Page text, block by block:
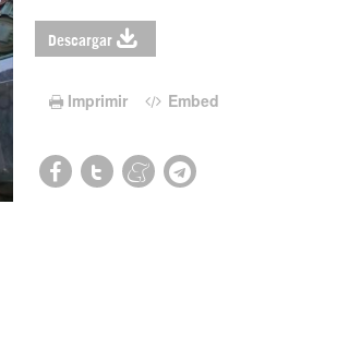
Descargar
Imprimir Embed